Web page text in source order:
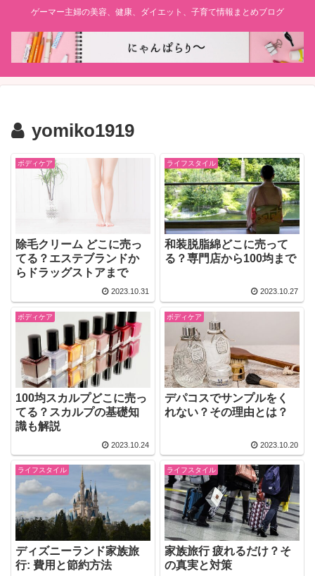
ゲーマー主婦の美容、健康、ダイエット、子育て情報まとめブログ
yomiko1919
ボディケア
除毛クリーム どこに売っ
てる？エステブランドか
らドラッグストアまで
2023.10.31
ライフスタイル
和装脱脂綿どこに売って
る？専門店から100均まで
2023.10.27
ボディケア
100均スカルプどこに売っ
てる？スカルプの基礎知
識も解説
2023.10.24
ボディケア
デパコスでサンプルをく
れない？その理由とは？
2023.10.20
ライフスタイル
ディズニーランド家族旅
行: 費用と節約方法
ライフスタイル
家族旅行 疲れるだけ？そ
の真実と対策